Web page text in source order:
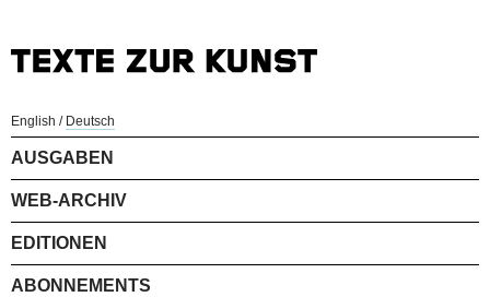
English / Deutsch
AUSGABEN
WEB-ARCHIV
EDITIONEN
ABONNEMENTS